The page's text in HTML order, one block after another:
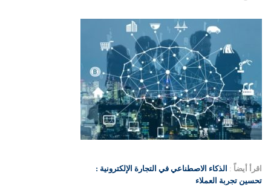
اقرأ أيضاً : الذكاء الاصطناعي في التجارة الإلكترونية :
تحسين تجربة العملاء